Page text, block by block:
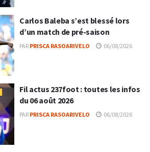
Carlos Baleba s’est blessé lors
d’un match de pré-saison
PAR PRISCA RASOARIVELO 06/08/2026
Fil actus 237foot : toutes les infos
du 06 août 2026
PAR PRISCA RASOARIVELO 06/08/2026